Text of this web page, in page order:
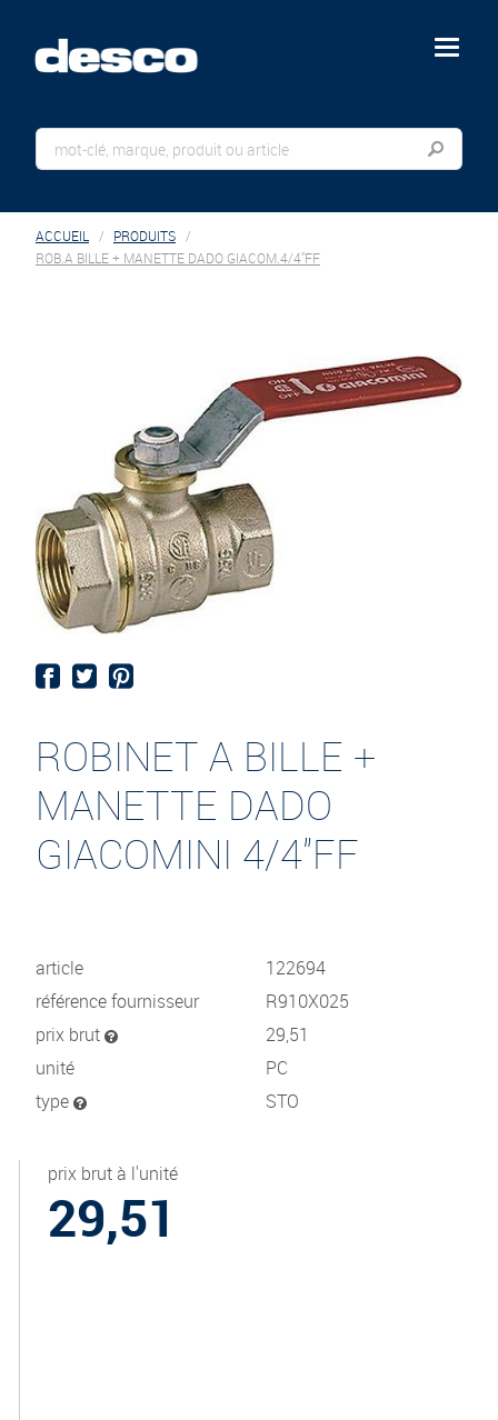
menu
ACCUEIL
PRODUITS
ROB.A BILLE + MANETTE DADO GIACOM.4/4"FF
ROBINET A BILLE +
MANETTE DADO
GIACOMINI 4/4"FF
article
122694
référence fournisseur
R910X025
prix brut
29,51
unité
PC
type
STO
prix brut à l'unité
29,51